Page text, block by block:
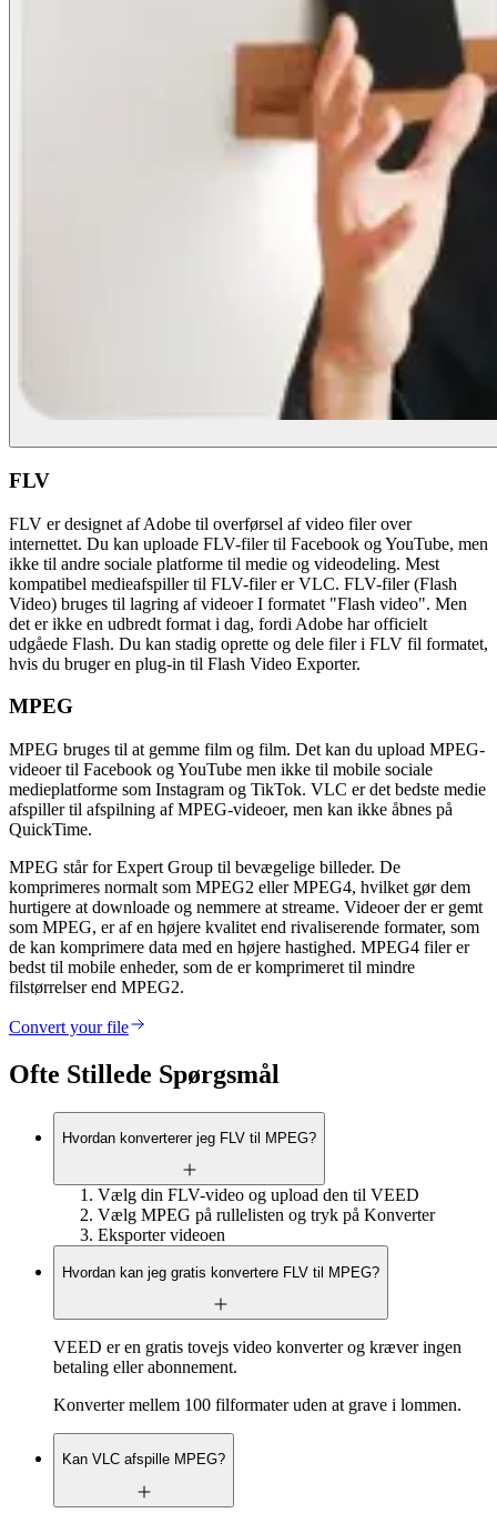
FLV
FLV er designet af Adobe til overførsel af video filer over
internettet. Du kan uploade FLV-filer til Facebook og YouTube, men
ikke til andre sociale platforme til medie og videodeling. Mest
kompatibel medieafspiller til FLV-filer er VLC. FLV-filer (Flash
Video) bruges til lagring af videoer I formatet "Flash video". Men
det er ikke en udbredt format i dag, fordi Adobe har officielt
udgåede Flash. Du kan stadig oprette og dele filer i FLV fil formatet,
hvis du bruger en plug-in til Flash Video Exporter.
MPEG
MPEG bruges til at gemme film og film. Det kan du upload MPEG-
videoer til Facebook og YouTube men ikke til mobile sociale
medieplatforme som Instagram og TikTok. VLC er det bedste medie
afspiller til afspilning af MPEG-videoer, men kan ikke åbnes på
QuickTime.
MPEG står for Expert Group til bevægelige billeder. De
komprimeres normalt som MPEG2 eller MPEG4, hvilket gør dem
hurtigere at downloade og nemmere at streame. Videoer der er gemt
som MPEG, er af en højere kvalitet end rivaliserende formater, som
de kan komprimere data med en højere hastighed. MPEG4 filer er
bedst til mobile enheder, som de er komprimeret til mindre
filstørrelser end MPEG2.
Convert your file
Ofte Stillede Spørgsmål
Hvordan konverterer jeg FLV til MPEG?
Vælg din FLV-video og upload den til VEED
Vælg MPEG på rullelisten og tryk på Konverter
Eksporter videoen
Hvordan kan jeg gratis konvertere FLV til MPEG?
VEED er en gratis tovejs video konverter og kræver ingen
betaling eller abonnement.
Konverter mellem 100 filformater uden at grave i lommen.
Kan VLC afspille MPEG?